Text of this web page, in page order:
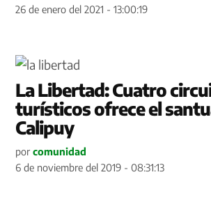
26 de enero del 2021 - 13:00:19
La Libertad: Cuatro
turísticos ofrece el
Calipuy
por comunidad
6 de noviembre del 2019 - 08:31:13